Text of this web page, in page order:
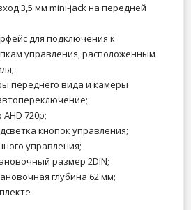
3,5 мм mini-jack на передней
для подключения к
управления, расположенным
переднего вида и камеры
720p;
кнопок управления;
управления;
размер 2DIN;
глубина 62 мм;